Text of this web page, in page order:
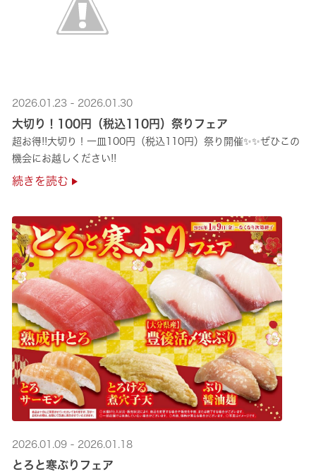
2026.01.23 - 2026.01.30
大切り！100円（税込110円）祭りフェア
超お得!!大切り！一皿100円（税込110円）祭り開催✨✨ぜひこの
機会にお越しください!!
続きを読む
2026.01.09 - 2026.01.18
とろと寒ぶりフェア